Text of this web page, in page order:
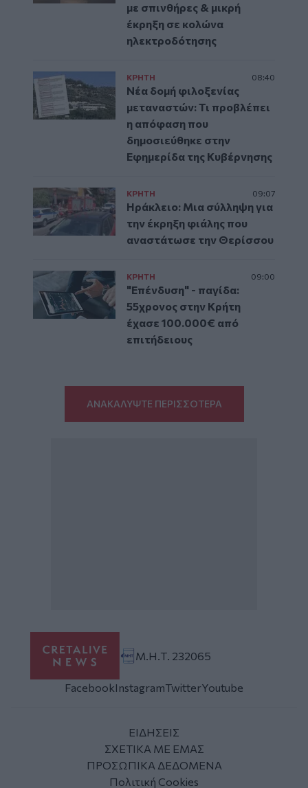
με σπινθήρες & μικρή
έκρηξη σε κολώνα
ηλεκτροδότησης
ΚΡΗΤΗ 08:40
Νέα δομή φιλοξενίας
μεταναστών: Τι προβλέπει
η απόφαση που
δημοσιεύθηκε στην
Εφημερίδα της Κυβέρνησης
ΚΡΗΤΗ 09:07
Ηράκλειο: Μια σύλληψη για
την έκρηξη φιάλης που
αναστάτωσε την Θερίσσου
ΚΡΗΤΗ 09:00
"Επένδυση" - παγίδα:
55χρονος στην Κρήτη
έχασε 100.000€ από
επιτήδειους
ΑΝΑΚΑΛΥΨΤΕ ΠΕΡΙΣΣΟΤΕΡΑ
Μ.Η.Τ. 232065
FacebookInstagramTwitterYoutube
ΕΙΔΗΣΕΙΣ
ΣΧΕΤΙΚΑ ΜΕ ΕΜΑΣ
ΠΡΟΣΩΠΙΚΑ ΔΕΔΟΜΕΝΑ
Πολιτική Cookies